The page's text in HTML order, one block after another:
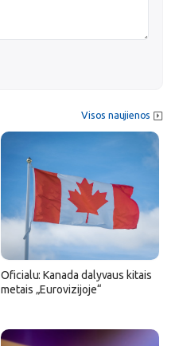
Visos naujienos
Oficialu: Kanada dalyvaus kitais
metais „Eurovizijoje“